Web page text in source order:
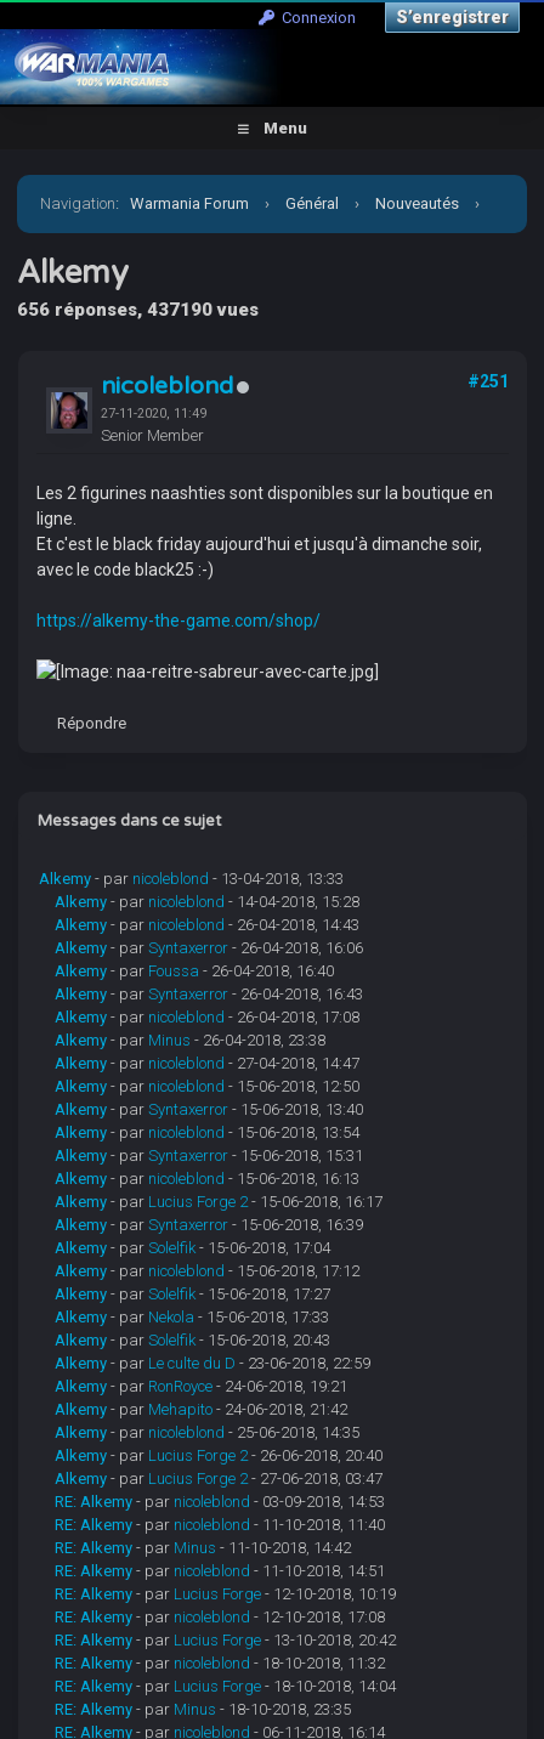
Connexion S’enregistrer
Menu
Navigation:Warmania Forum › Général › Nouveautés ›
Alkemy
Alkemy
656 réponses, 437190 vues
nicoleblond
27-11-2020, 11:49
Senior Member
#251
Les 2 figurines naashties sont disponibles sur la boutique en
ligne.
Et c'est le black friday aujourd'hui et jusqu'à dimanche soir,
avec le code black25 :-)
https://alkemy-the-game.com/shop/
Répondre
Messages dans ce sujet
Alkemy - par nicoleblond - 13-04-2018, 13:33
Alkemy - par nicoleblond - 14-04-2018, 15:28
Alkemy - par nicoleblond - 26-04-2018, 14:43
Alkemy - parSyntaxerror - 26-04-2018, 16:06
Alkemy - par Foussa - 26-04-2018, 16:40
Alkemy - parSyntaxerror - 26-04-2018, 16:43
Alkemy - par nicoleblond - 26-04-2018, 17:08
Alkemy - par Minus - 26-04-2018, 23:38
Alkemy - par nicoleblond - 27-04-2018, 14:47
Alkemy - par nicoleblond - 15-06-2018, 12:50
Alkemy - parSyntaxerror - 15-06-2018, 13:40
Alkemy - par nicoleblond - 15-06-2018, 13:54
Alkemy - parSyntaxerror - 15-06-2018, 15:31
Alkemy - par nicoleblond - 15-06-2018, 16:13
Alkemy - par Lucius Forge 2- 15-06-2018, 16:17
Alkemy - parSyntaxerror - 15-06-2018, 16:39
Alkemy - parSolelfik - 15-06-2018, 17:04
Alkemy - par nicoleblond - 15-06-2018, 17:12
Alkemy - parSolelfik - 15-06-2018, 17:27
Alkemy - par Nekola - 15-06-2018, 17:33
Alkemy - parSolelfik - 15-06-2018, 20:43
Alkemy - par Le culte du D - 23-06-2018, 22:59
Alkemy - par RonRoyce - 24-06-2018, 19:21
Alkemy - par Mehapito - 24-06-2018, 21:42
Alkemy - par nicoleblond - 25-06-2018, 14:35
Alkemy - par Lucius Forge 2- 26-06-2018, 20:40
Alkemy - par Lucius Forge 2- 27-06-2018, 03:47
RE: Alkemy - par nicoleblond - 03-09-2018, 14:53
RE: Alkemy - par nicoleblond - 11-10-2018, 11:40
RE: Alkemy - par Minus - 11-10-2018, 14:42
RE: Alkemy - par nicoleblond - 11-10-2018, 14:51
RE: Alkemy - par Lucius Forge - 12-10-2018, 10:19
RE: Alkemy - par nicoleblond - 12-10-2018, 17:08
RE: Alkemy - par Lucius Forge - 13-10-2018, 20:42
RE: Alkemy - par nicoleblond - 18-10-2018, 11:32
RE: Alkemy - par Lucius Forge - 18-10-2018, 14:04
RE: Alkemy - par Minus - 18-10-2018, 23:35
RE: Alkemy - par nicoleblond - 06-11-2018, 16:14